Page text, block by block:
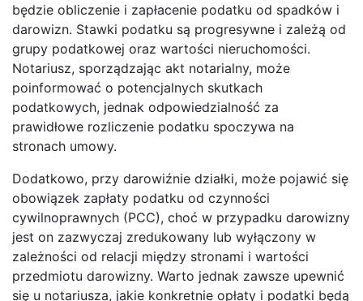
będzie obliczenie i zapłacenie podatku od spadków i
darowizn. Stawki podatku są progresywne i zależą od
grupy podatkowej oraz wartości nieruchomości.
Notariusz, sporządzając akt notarialny, może
poinformować o potencjalnych skutkach
podatkowych, jednak odpowiedzialność za
prawidłowe rozliczenie podatku spoczywa na
stronach umowy.
Dodatkowo, przy darowiźnie działki, może pojawić się
obowiązek zapłaty podatku od czynności
cywilnoprawnych (PCC), choć w przypadku darowizny
jest on zazwyczaj zredukowany lub wyłączony w
zależności od relacji między stronami i wartości
przedmiotu darowizny. Warto jednak zawsze upewnić
się u notariusza, jakie konkretnie opłaty i podatki będą